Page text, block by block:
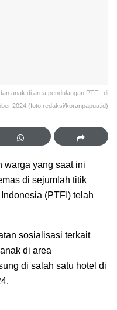
anak di area pendulangan PTFI, di
2024.(foto:redaksi/koranpapua.id)
warga yang saat ini
di sejumlah titik
(PTFI) telah
sosialisasi terkait
di area
di salah satu hotel di